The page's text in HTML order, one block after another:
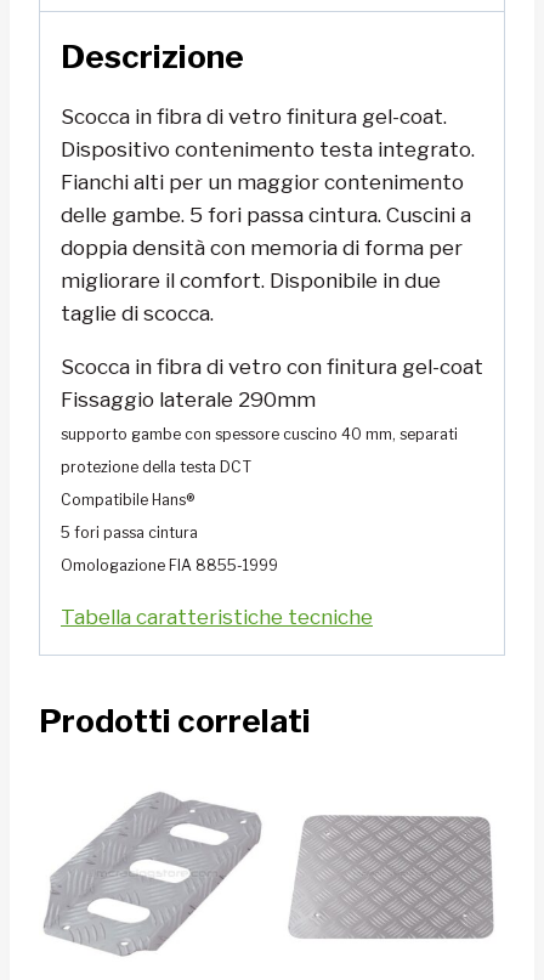
Descrizione
Scocca in fibra di vetro finitura gel-coat.
Dispositivo contenimento testa integrato.
Fianchi alti per un maggior contenimento
delle gambe. 5 fori passa cintura. Cuscini a
doppia densità con memoria di forma per
migliorare il comfort. Disponibile in due
taglie di scocca.
Scocca in fibra di vetro con finitura gel-coat
Fissaggio laterale 290mm
supporto gambe con spessore cuscino 40 mm, separati
protezione della testa DCT
Compatibile Hans®
5 fori passa cintura
Omologazione FIA 8855-1999
Tabella caratteristiche tecniche
Prodotti correlati